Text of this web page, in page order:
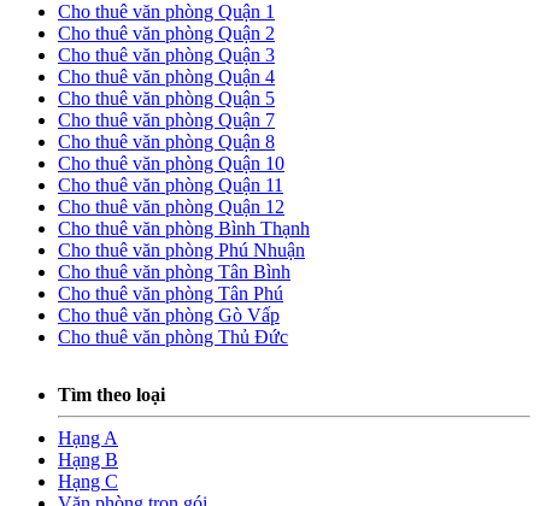
Cho thuê văn phòng Quận 1
Cho thuê văn phòng Quận 2
Cho thuê văn phòng Quận 3
Cho thuê văn phòng Quận 4
Cho thuê văn phòng Quận 5
Cho thuê văn phòng Quận 7
Cho thuê văn phòng Quận 8
Cho thuê văn phòng Quận 10
Cho thuê văn phòng Quận 11
Cho thuê văn phòng Quận 12
Cho thuê văn phòng Bình Thạnh
Cho thuê văn phòng Phú Nhuận
Cho thuê văn phòng Tân Bình
Cho thuê văn phòng Tân Phú
Cho thuê văn phòng Gò Vấp
Cho thuê văn phòng Thủ Đức
Tìm theo loại
Hạng A
Hạng B
Hạng C